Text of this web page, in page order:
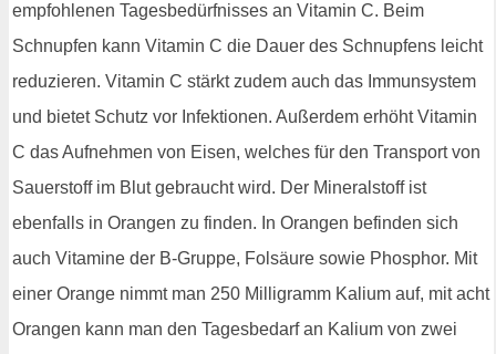
empfohlenen Tagesbedürfnisses an Vitamin C. Beim
Schnupfen kann Vitamin C die Dauer des Schnupfens leicht
reduzieren. Vitamin C stärkt zudem auch das Immunsystem
und bietet Schutz vor Infektionen. Außerdem erhöht Vitamin
C das Aufnehmen von Eisen, welches für den Transport von
Sauerstoff im Blut gebraucht wird. Der Mineralstoff ist
ebenfalls in Orangen zu finden. In Orangen befinden sich
auch Vitamine der B-Gruppe, Folsäure sowie Phosphor. Mit
einer Orange nimmt man 250 Milligramm Kalium auf, mit acht
Orangen kann man den Tagesbedarf an Kalium von zwei